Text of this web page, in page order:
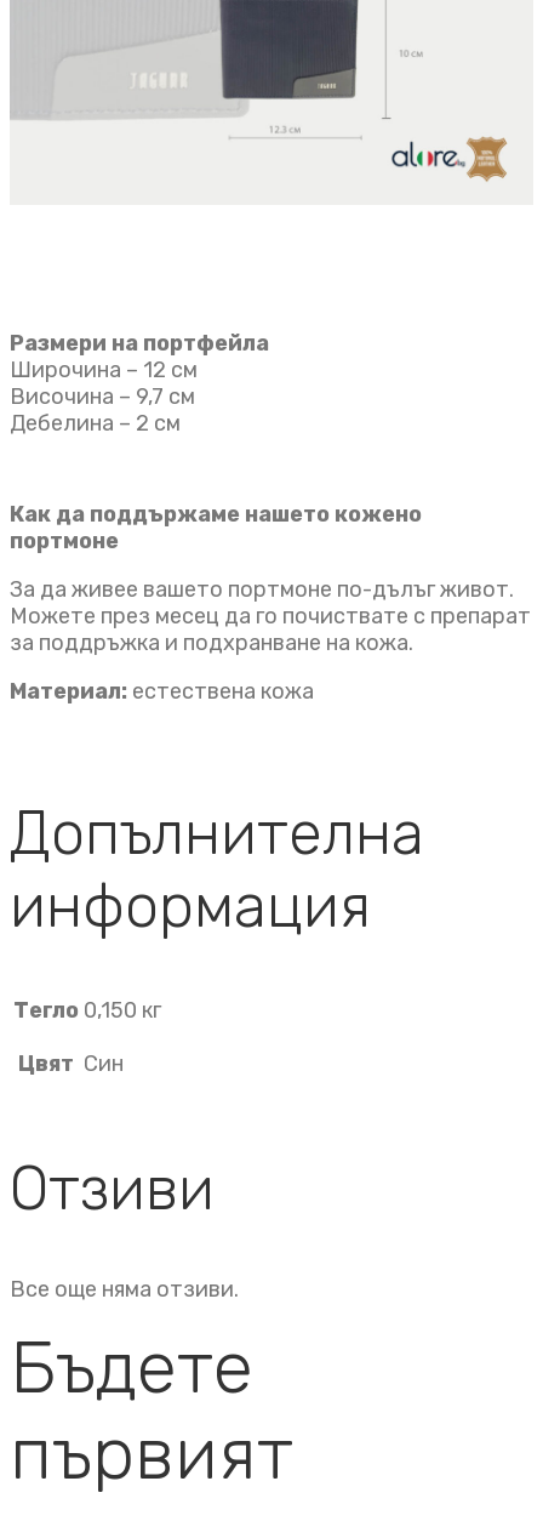
Размери на портфейла
Широчина – 12 см
Височина – 9,7 см
Дебелина – 2 см
Как да поддържаме нашето кожено
портмоне
За да живее вашето портмоне по-дълъг живот.
Можете през месец да го почиствате с препарат
за поддръжка и подхранване на кожа.
Материал: естествена кожа
Допълнителна
информация
Тегло 0,150 кг
Цвят Син
Отзиви
Все още няма отзиви.
Бъдете
първият